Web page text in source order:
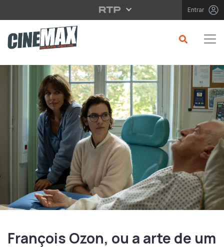
Saltar para o conteúdo principal Entrar
François Ozon, ou a arte de um